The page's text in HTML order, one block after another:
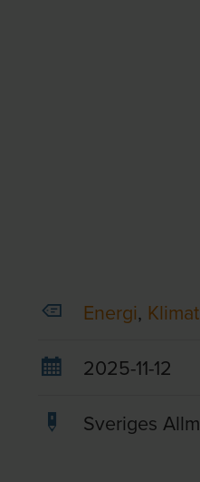
Energi, Klimat
2025-11-12
Sveriges